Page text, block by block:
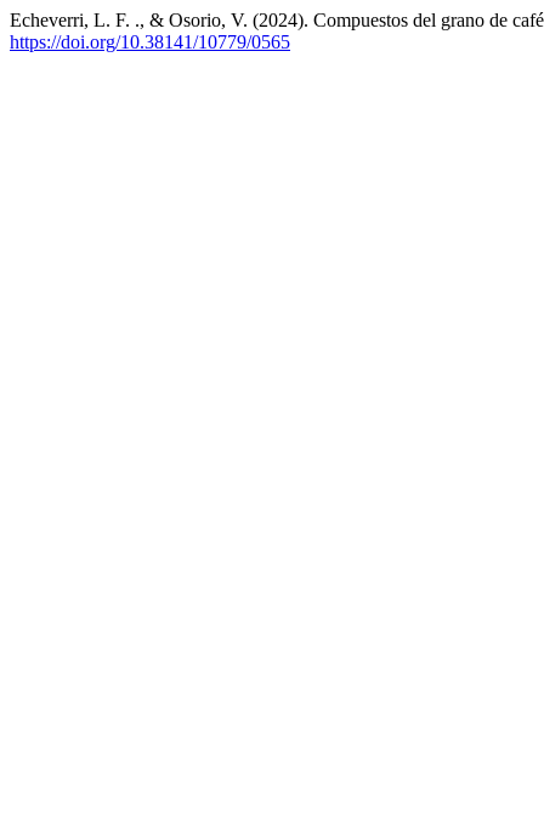
Echeverri, L. F. ., & Osorio, V. (2024). Compuestos del grano de
https://doi.org/10.38141/10779/0565